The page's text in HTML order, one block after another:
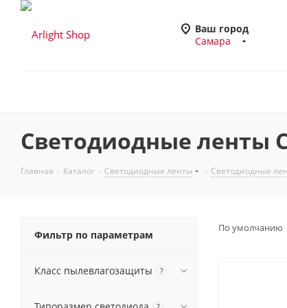
Ваш город
Самара
Светодиодные ленты
Главная - Каталог - Светодиодные ленты - Светодиодные
По умолчанию
Фильтр по параметрам
Класс пылевлагозащиты ?